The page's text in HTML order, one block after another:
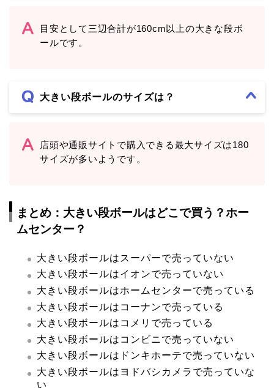
目安として三辺合計が160cm以上の大きな段ボ
ールです。
大きい段ボールのサイズは？
店頭や通販サイトで購入できる最大サイズは180
サイズが多いようです。
まとめ：大きい段ボールはどこで買う？ホー
ムセンター？
大きい段ボールはスーパーで売っていない
大きい段ボールはイオンで売っていない
大きい段ボールはホームセンターで売っている
大きい段ボールはコーナンで売っている
大きい段ボールはコメリで売っている
大きい段ボールはコンビニで売っていない
大きい段ボールはドンキホーテで売っていない
大きい段ボールはヨドバシカメラで売っていな
い